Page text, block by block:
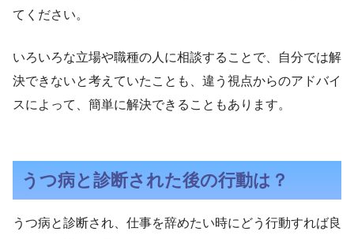
てください。
いろいろな立場や職種の人に相談することで、自分では解
決できないと考えていたことも、違う視点からのアドバイ
スによって、簡単に解決できることもあります。
うつ病と診断された後の行動は？
うつ病と診断され、仕事を辞めたい時にどう行動すれば良